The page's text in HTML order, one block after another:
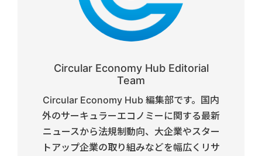
Circular Economy Hub Editorial
Team
Circular Economy Hub 編集部です。国内
外のサーキュラーエコノミーに関する最新
ニュースから法規制動向、大企業やスター
トアップ企業の取り組みなどを幅広くリサ